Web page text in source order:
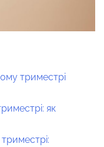
триместрі
як